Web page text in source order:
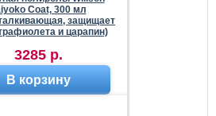
Сoat, 300 мл
защищает
и царапин)
3285 р.
В корзину